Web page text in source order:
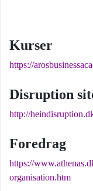
Kurser
https://
Disruption
http://
Foredrag
https://
organisation.htm